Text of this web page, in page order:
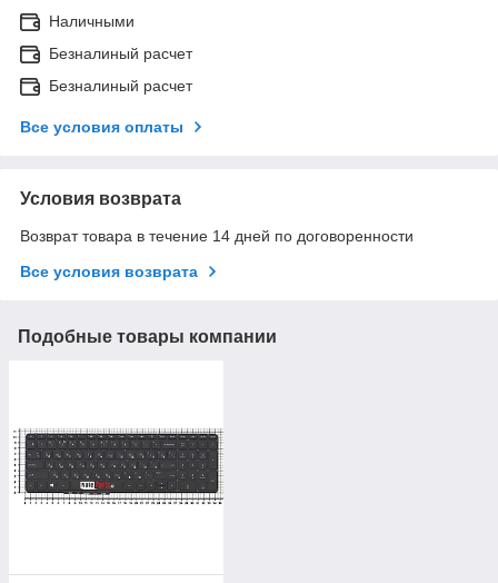
Наличными
Безналиный расчет
Безналиный расчет
Все условия оплаты
Условия возврата
Возврат товара в течение 14 дней по договоренности
Все условия возврата
Подобные товары компании